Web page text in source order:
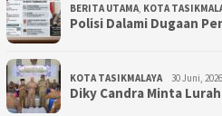
BERITA UTAMA KOTA
Polisi Dalami Dugaan
KOTA TASIKMALAYA 30 Juni, 2026
Diky Candra Minta